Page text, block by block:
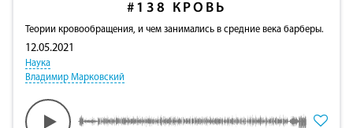
#138 КРОВЬ
Теории кровообращения, и чем занимались в средние века барберы.
12.05.2021
Наука
Владимир Марковский